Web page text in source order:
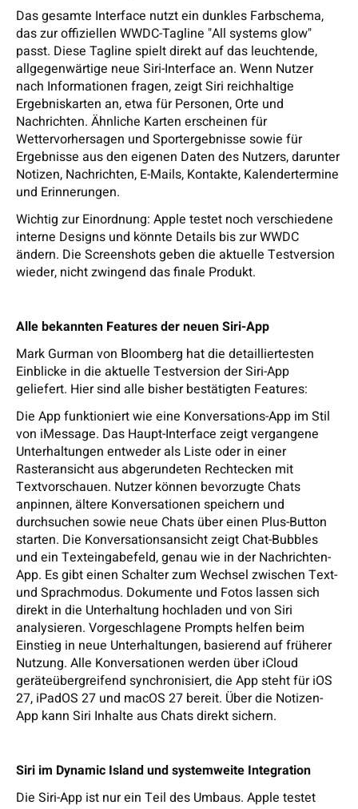
Das gesamte Interface nutzt ein dunkles Farbschema,
das zur offiziellen WWDC-Tagline "All systems glow"
passt. Diese Tagline spielt direkt auf das leuchtende,
allgegenwärtige neue Siri-Interface an. Wenn Nutzer
nach Informationen fragen, zeigt Siri reichhaltige
Ergebniskarten an, etwa für Personen, Orte und
Nachrichten. Ähnliche Karten erscheinen für
Wettervorhersagen und Sportergebnisse sowie für
Ergebnisse aus den eigenen Daten des Nutzers, darunter
Notizen, Nachrichten, E-Mails, Kontakte, Kalendertermine
und Erinnerungen.
Wichtig zur Einordnung: Apple testet noch verschiedene
interne Designs und könnte Details bis zur WWDC
ändern. Die Screenshots geben die aktuelle Testversion
wieder, nicht zwingend das finale Produkt.
Alle bekannten Features der neuen Siri-App
Mark Gurman von Bloomberg hat die detailliertesten
Einblicke in die aktuelle Testversion der Siri-App
geliefert. Hier sind alle bisher bestätigten Features:
Die App funktioniert wie eine Konversations-App im Stil
von iMessage. Das Haupt-Interface zeigt vergangene
Unterhaltungen entweder als Liste oder in einer
Rasteransicht aus abgerundeten Rechtecken mit
Textvorschauen. Nutzer können bevorzugte Chats
anpinnen, ältere Konversationen speichern und
durchsuchen sowie neue Chats über einen Plus-Button
starten. Die Konversationsansicht zeigt Chat-Bubbles
und ein Texteingabefeld, genau wie in der Nachrichten-
App. Es gibt einen Schalter zum Wechsel zwischen Text-
und Sprachmodus. Dokumente und Fotos lassen sich
direkt in die Unterhaltung hochladen und von Siri
analysieren. Vorgeschlagene Prompts helfen beim
Einstieg in neue Unterhaltungen, basierend auf früherer
Nutzung. Alle Konversationen werden über iCloud
geräteübergreifend synchronisiert, die App steht für iOS
27, iPadOS 27 und macOS 27 bereit. Über die Notizen-
App kann Siri Inhalte aus Chats direkt sichern.
Siri im Dynamic Island und systemweite Integration
Die Siri-App ist nur ein Teil des Umbaus. Apple testet